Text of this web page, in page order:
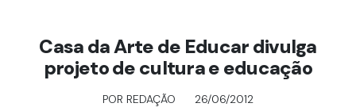
Casa da Arte de Educar divulga
projeto de cultura e educação
POR REDAÇÃO 26/06/2012